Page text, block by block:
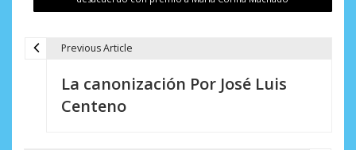
Previous Article
La canonización Por José Luis
Centeno